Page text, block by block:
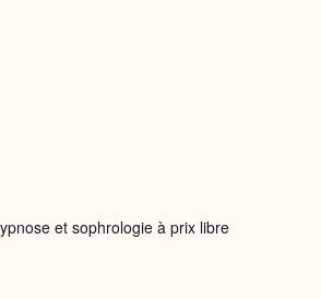
et sophrologie à prix libre